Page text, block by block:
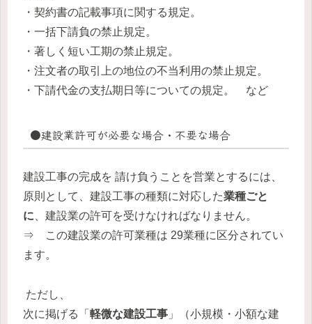
・契約書の記載事項に関する規定。
・一括下請負の禁止規定。
・著しく短い工期の禁止規定。
・注文者の取引上の地位の不当利用の禁止規定。
・下請代金の支払期日等についての規定。 など
●建設業許可が必要な場合・不要な場合
建設工事の完成を 請け負うことを営業とするには、
原則として、建設工事の種類に対応した業種ごと
に 、建設業の許可を受けなければなりません。
⇒ この建設業の許可業種は 29業種に区分されてい
ます。
ただし、
次に掲げる「 軽微な建設工事 」（小規模・小額な建